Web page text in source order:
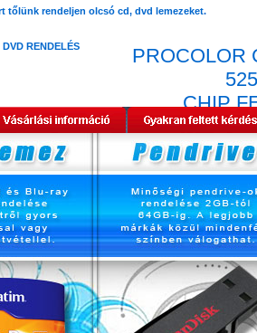
PROCOLOR
CHIP